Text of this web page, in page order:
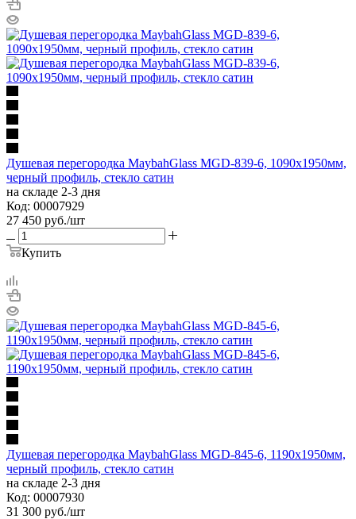
Душевая перегородка MaybahGlass MGD-839-6, 1090х1950мм,
черный профиль, стекло сатин
на складе 2-3 дня
Код: 00007929
27 450 руб./шт
Купить
Душевая перегородка MaybahGlass MGD-845-6, 1190х1950мм,
черный профиль, стекло сатин
на складе 2-3 дня
Код: 00007930
31 300 руб./шт